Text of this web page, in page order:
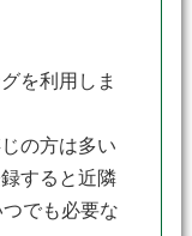
を利用しま
の方は多い
すると近隣
でも必要な